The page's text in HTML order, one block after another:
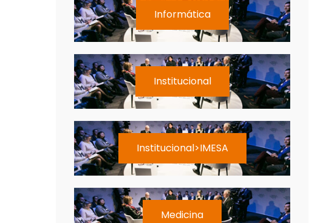
Informática
Institucional
Institucional>IMESA
Medicina